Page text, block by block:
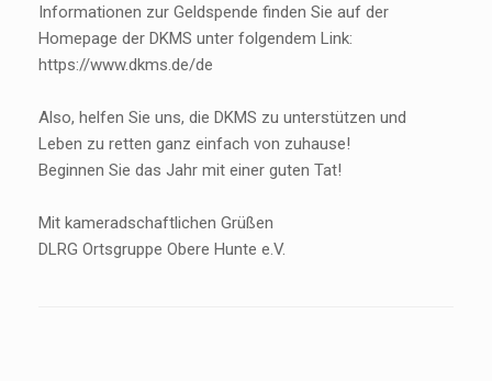
Informationen zur Geldspende finden Sie auf der
Homepage der DKMS unter folgendem Link:
https://www.dkms.de/de
Also, helfen Sie uns, die DKMS zu unterstützen und
Leben zu retten ganz einfach von zuhause!
Beginnen Sie das Jahr mit einer guten Tat!
Mit kameradschaftlichen Grüßen
DLRG Ortsgruppe Obere Hunte e.V.